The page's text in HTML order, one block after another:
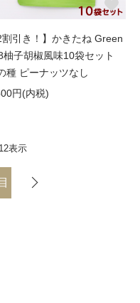
割引き！】かきたね Green
柚子胡椒風味10袋セット
種 ピーナッツなし
円(内税)
表示